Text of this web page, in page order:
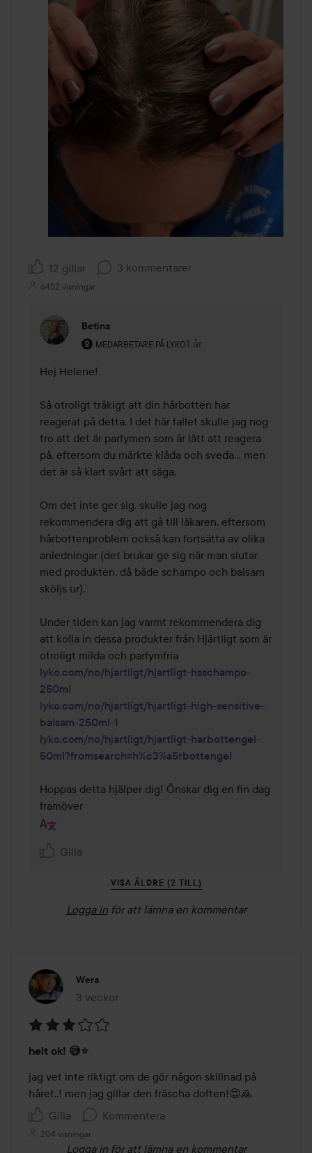
12 gillar 3 kommentarer
6452 visningar
Betina
MEDARBETARE PÅ LYKO
Användarens roll: Medarbetare på Lyko.
1 år
Kommentaren lades 1 år
Hej Helene!
Så otroligt tråkigt att din hårbotten har
reagerat på detta. I det här fallet skulle jag nog
tro att det är parfymen som är lätt att reagera
på, eftersom du märkte klåda och sveda... men
det är så klart svårt att säga.
Om det inte ger sig, skulle jag nog
rekommendera dig att gå till läkaren, eftersom
hårbottenproblem också kan fortsätta av olika
anledningar (det brukar ge sig när man slutar
med produkten, då både schampo och balsam
sköljs ur).
Under tiden kan jag varmt rekommendera dig
att kolla in dessa produkter från Hjärtligt som är
lyko.com/no/hjartligt/hjartligt-hsschampo-
250ml
lyko.com/no/hjartligt/hjartligt-high-sensitive-
balsam-250ml-1
lyko.com/no/hjartligt/hjartligt-harbottengel-
50ml?fromsearch=h%c3%a5rbottengel
Hoppas detta hjälper dig! Önskar dig en fin dag
Gilla
VISA ÄLDRE (2 TILL)
Logga in för att lämna en kommentar
Wera
3 veckor
Inlägget skapades 3 veckor
3
av
5
helt ok! 😅⭐️
jag vet inte riktigt om de gör någon skillnad på
håret..! men jag gillar den fräscha doften!😍🙏
Gilla
Kommentera
204 visningar
Logga in för att lämna en kommentar